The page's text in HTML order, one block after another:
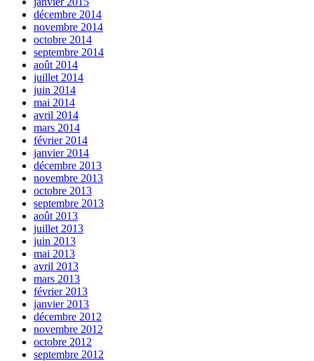
décembre 2014
novembre 2014
octobre 2014
septembre 2014
août 2014
juillet 2014
juin 2014
mai 2014
avril 2014
mars 2014
février 2014
janvier 2014
décembre 2013
novembre 2013
octobre 2013
septembre 2013
août 2013
juillet 2013
juin 2013
mai 2013
avril 2013
mars 2013
février 2013
janvier 2013
décembre 2012
novembre 2012
octobre 2012
septembre 2012